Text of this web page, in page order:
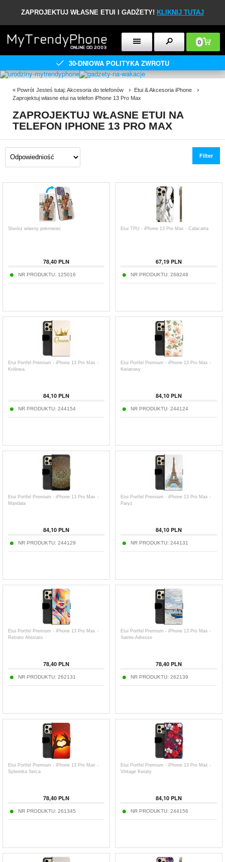
ZAPROJEKTUJ WŁASNE ETUI I GADŻETY! KLIKNIJ TUTAJ
0
30-DNIOWA POLITYKA ZWROTU
« Powrót Jesteś tutaj: Akcesoria do telefonów
Etui & Akcesoria iPhone
Zaprojektuj własne etui na telefon iPhone 13 Pro Max
ZAPROJEKTUJ WŁASNE ETUI NA
TELEFON IPHONE 13 PRO MAX
Filter
Stwórz własny pokrowiec
78,40 PLN
NR PRODUKTU: 125016
Etui TPU - iPhone 13 Pro Max - Calacatta
67,19 PLN
NR PRODUKTU: 268248
Etui Portfel Premium - iPhone 13 Pro Max -
Królowa
84,10 PLN
NR PRODUKTU: 244154
Etui Portfel Premium - iPhone 13 Pro Max -
Kwiatowy
84,10 PLN
NR PRODUKTU: 244124
Etui Portfel Premium - iPhone 13 Pro Max -
Mandala
84,10 PLN
NR PRODUKTU: 244129
Etui Portfel Premium - iPhone 13 Pro Max -
Paryż
84,10 PLN
NR PRODUKTU: 244131
Etui Portfel Premium - iPhone 13 Pro Max -
Retrato Abstrato
78,40 PLN
NR PRODUKTU: 262131
Etui Portfel Premium - iPhone 13 Pro Max -
Sainte-Adresse
78,40 PLN
NR PRODUKTU: 262139
Etui Portfel Premium - iPhone 13 Pro Max -
Sylwetka Serca
78,40 PLN
NR PRODUKTU: 261345
Etui Portfel Premium - iPhone 13 Pro Max -
Vintage Kwiaty
84,10 PLN
NR PRODUKTU: 244156